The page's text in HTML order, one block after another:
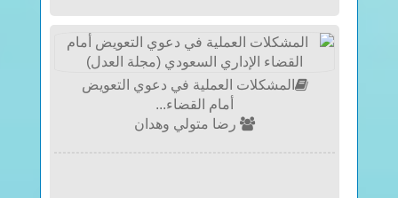
المشكلات العملية في دعوي التعويض
أمام القضاء...
رضا متولي وهدان